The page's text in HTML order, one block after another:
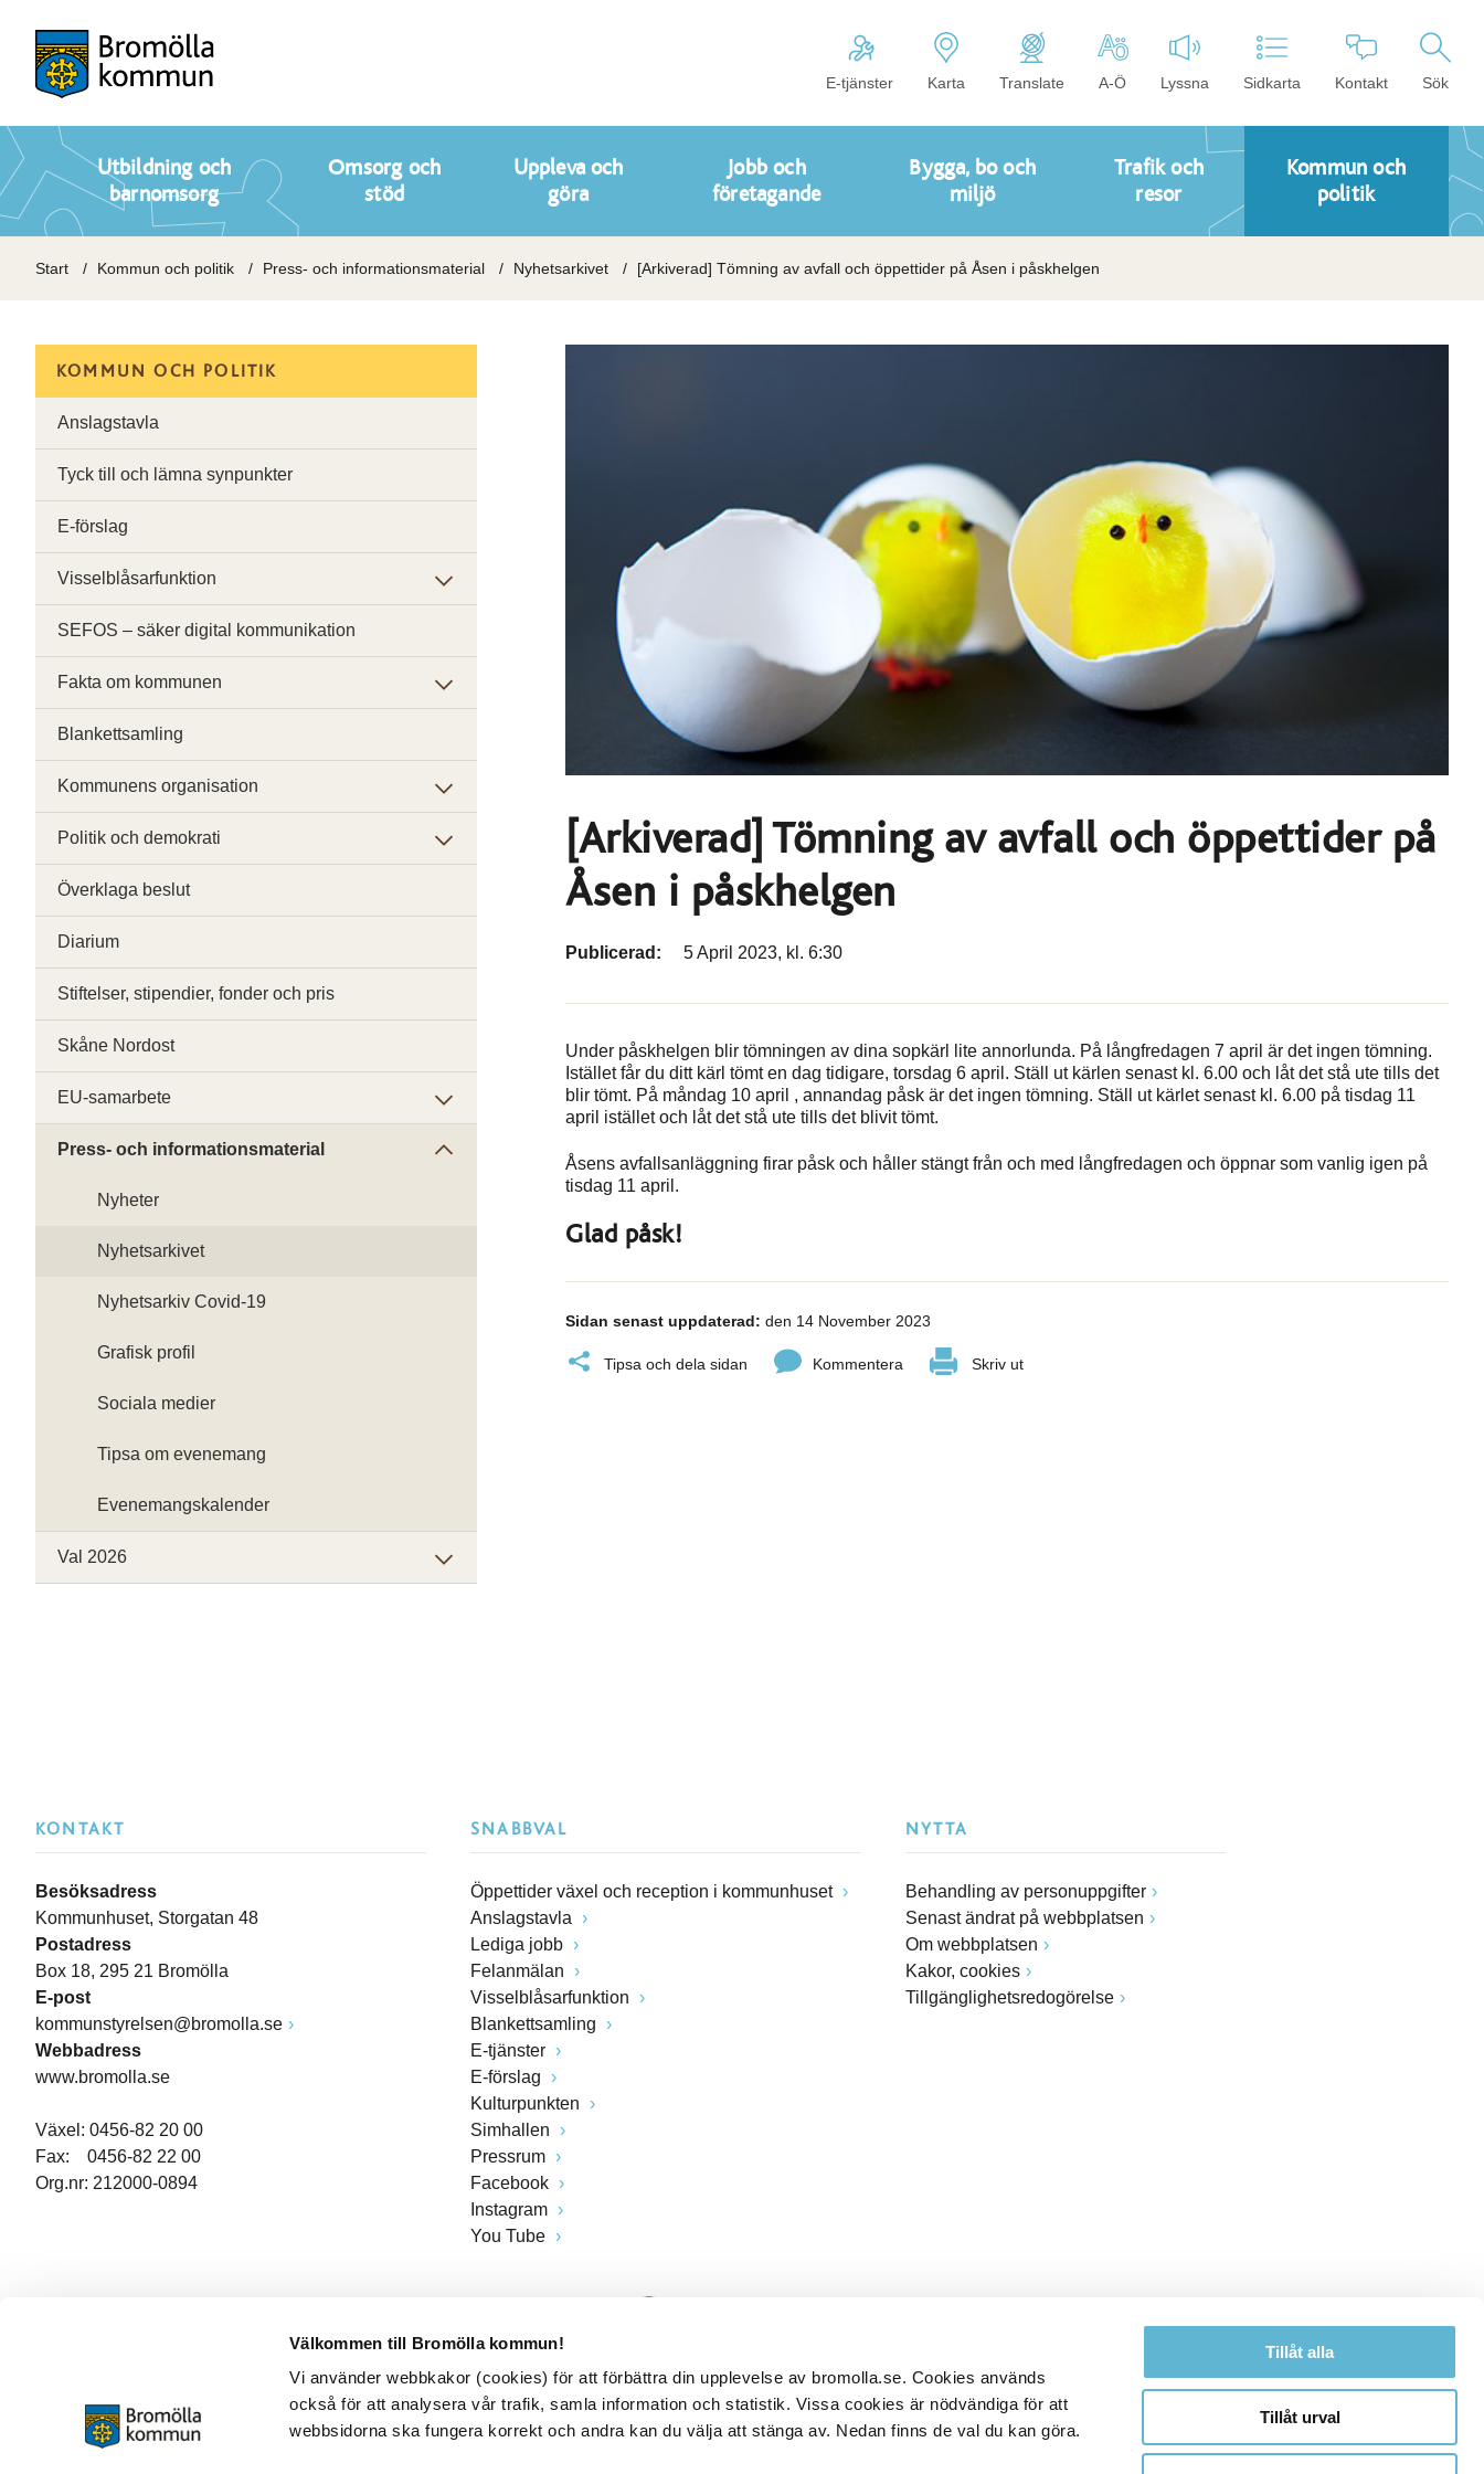
Välkommen till Bromölla kommun!
Vi använder webbkakor (cookies) för att förbättra din upplevelse av bromolla.se. Cookies används
också för att analysera vår trafik, samla information och statistik. Vissa cookies är nödvändiga för att
webbsidorna ska fungera korrekt och andra kan du välja att stänga av. Nedan finns de val du kan göra.
Tillåt alla
Tillåt urval
E-tjänster Karta Translate A-Ö Lyssna Sidkarta Kontakt Sök
Utbildning och
barnomsorg
Omsorg och
stöd
Uppleva och
göra
Jobb och
företagande
Bygga, bo och
miljö
Trafik och
resor
Kommun och
politik
Start Kommun och politik Press- och informationsmaterial Nyhetsarkivet [Arkiverad] Tömning av avfall och öppettider på Åsen i påskhelgen
[Arkiverad] Tömning av avfall och öppettider på
Åsen i påskhelgen
Publicerad: 5 April 2023, kl. 6:30
Under påskhelgen blir tömningen av dina sopkärl lite annorlunda. På långfredagen 7 april är det ingen tömning.
Istället får du ditt kärl tömt en dag tidigare, torsdag 6 april. Ställ ut kärlen senast kl. 6.00 och låt det stå ute tills det
blir tömt. På måndag 10 april , annandag påsk är det ingen tömning. Ställ ut kärlet senast kl. 6.00 på tisdag 11
april istället och låt det stå ute tills det blivit tömt.
Åsens avfallsanläggning firar påsk och håller stängt från och med långfredagen och öppnar som vanlig igen på
tisdag 11 april.
Glad påsk!
Sidan senast uppdaterad: den 14 November 2023
Tipsa och dela sidan Kommentera Skriv ut
KOMMUN OCH POLITIK
Anslagstavla
Tyck till och lämna synpunkter
E-förslag
Visselblåsarfunktion
SEFOS – säker digital kommunikation
Fakta om kommunen
Blankettsamling
Kommunens organisation
Politik och demokrati
Överklaga beslut
Diarium
Stiftelser, stipendier, fonder och pris
Skåne Nordost
EU-samarbete
Press- och informationsmaterial
Nyheter
Nyhetsarkivet
Nyhetsarkiv Covid-19
Grafisk profil
Sociala medier
Tipsa om evenemang
Evenemangskalender
Val 2026
KONTAKT
Besöksadress
Kommunhuset, Storgatan 48
Postadress
Box 18, 295 21 Bromölla
E-post
kommunstyrelsen@bromolla.se
Webbadress
www.bromolla.se
Växel: 0456-82 20 00
Fax: 0456-82 22 00
Org.nr: 212000-0894
SNABBVAL
Öppettider växel och reception i kommunhuset
Anslagstavla
Lediga jobb
Felanmälan
Visselblåsarfunktion
Blankettsamling
E-tjänster
E-förslag
Kulturpunkten
Simhallen
Pressrum
Facebook
Instagram
You Tube
NYTTA
Behandling av personuppgifter
Senast ändrat på webbplatsen
Om webbplatsen
Kakor, cookies
Tillgänglighetsredogörelse